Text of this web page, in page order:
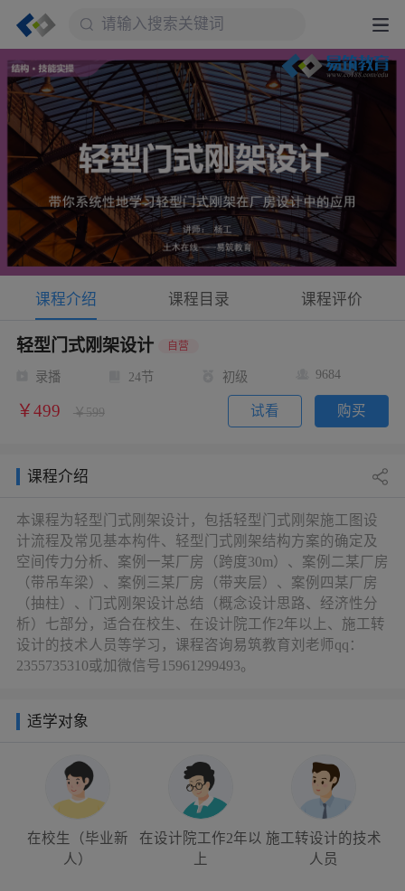
课程介绍 课程目录 课程评价
轻型门式刚架设计 自营
录播 24节 初级 9684
￥499 ￥599 购买
试看
课程介绍
本课程为轻型门式刚架设计，包括轻型门式刚架施工图设
计流程及常见基本构件、轻型门式刚架结构方案的确定及
空间传力分析、案例一某厂房（跨度30m）、案例二某厂房
（带吊车梁）、案例三某厂房（带夹层）、案例四某厂房
（抽柱）、门式刚架设计总结（概念设计思路、经济性分
析）七部分，适合在校生、在设计院工作2年以上、施工转
设计的技术人员等学习，课程咨询易筑教育刘老师qq：
2355735310或加微信号15961299493。
适学对象
在校生（毕业新
人）
在设计院工作2年以
上
施工转设计的技术
人员